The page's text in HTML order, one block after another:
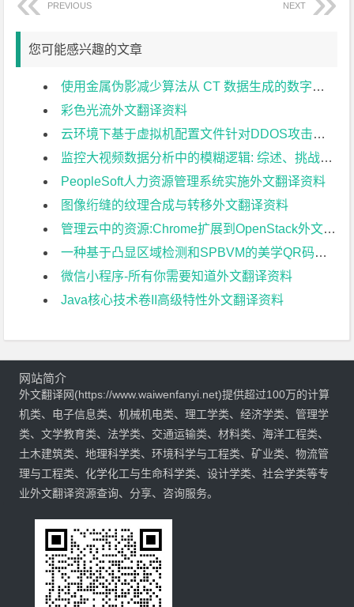
PREVIOUS NEXT
您可能感兴趣的文章
使用金属伪影减少算法从 CT 数据生成的数字模型的准确性外文翻译资料
彩色光流外文翻译资料
云环境下基于虚拟机配置文件针对DDOS攻击的最优网络攻击探测方法外文翻译资料
监控大视频数据分析中的模糊逻辑: 综述、挑战和研究方向外文翻译资料
PeopleSoft人力资源管理系统实施外文翻译资料
图像绗缝的纹理合成与转移外文翻译资料
管理云中的资源:Chrome扩展到OpenStack外文翻译资料
一种基于凸显区域检测和SPBVM的美学QR码新算法外文翻译资料
微信小程序-所有你需要知道外文翻译资料
Java核心技术卷II高级特性外文翻译资料
网站简介
外文翻译网(https://www.waiwenfanyi.net)提供超过100万的计算
机类、电子信息类、机械机电类、理工学类、经济学类、管理学
类、文学教育类、法学类、交通运输类、材料类、海洋工程类、
土木建筑类、地理科学类、环境科学与工程类、矿业类、物流管
理与工程类、化学化工与生命科学类、设计学类、社会学类等专
业外文翻译资源查询、分享、咨询服务。